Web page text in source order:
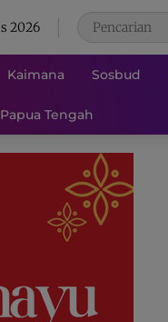
2026
Kaimana Sosbud
Papua Tengah